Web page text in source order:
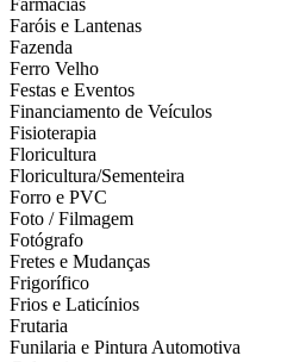
Farmácias
Faróis e Lantenas
Fazenda
Ferro Velho
Festas e Eventos
Financiamento de Veículos
Fisioterapia
Floricultura
Floricultura/Sementeira
Forro e PVC
Foto / Filmagem
Fotógrafo
Fretes e Mudanças
Frigorífico
Frios e Laticínios
Frutaria
Funilaria e Pintura Automotiva